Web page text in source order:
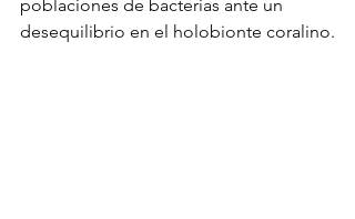
poblaciones de bacterias ante un
desequilibrio en el holobionte coralino.